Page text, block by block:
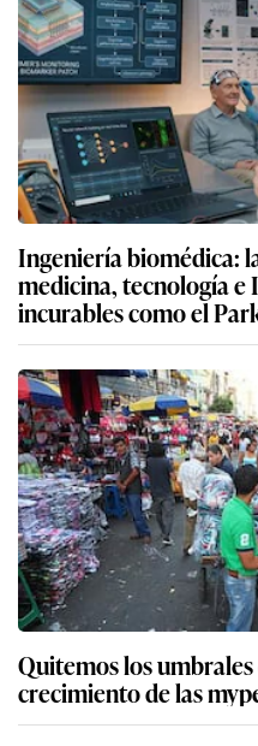
Ingeniería biomédica:
medicina, tecnología e
incurables como el
Quitemos los
crecimiento de las